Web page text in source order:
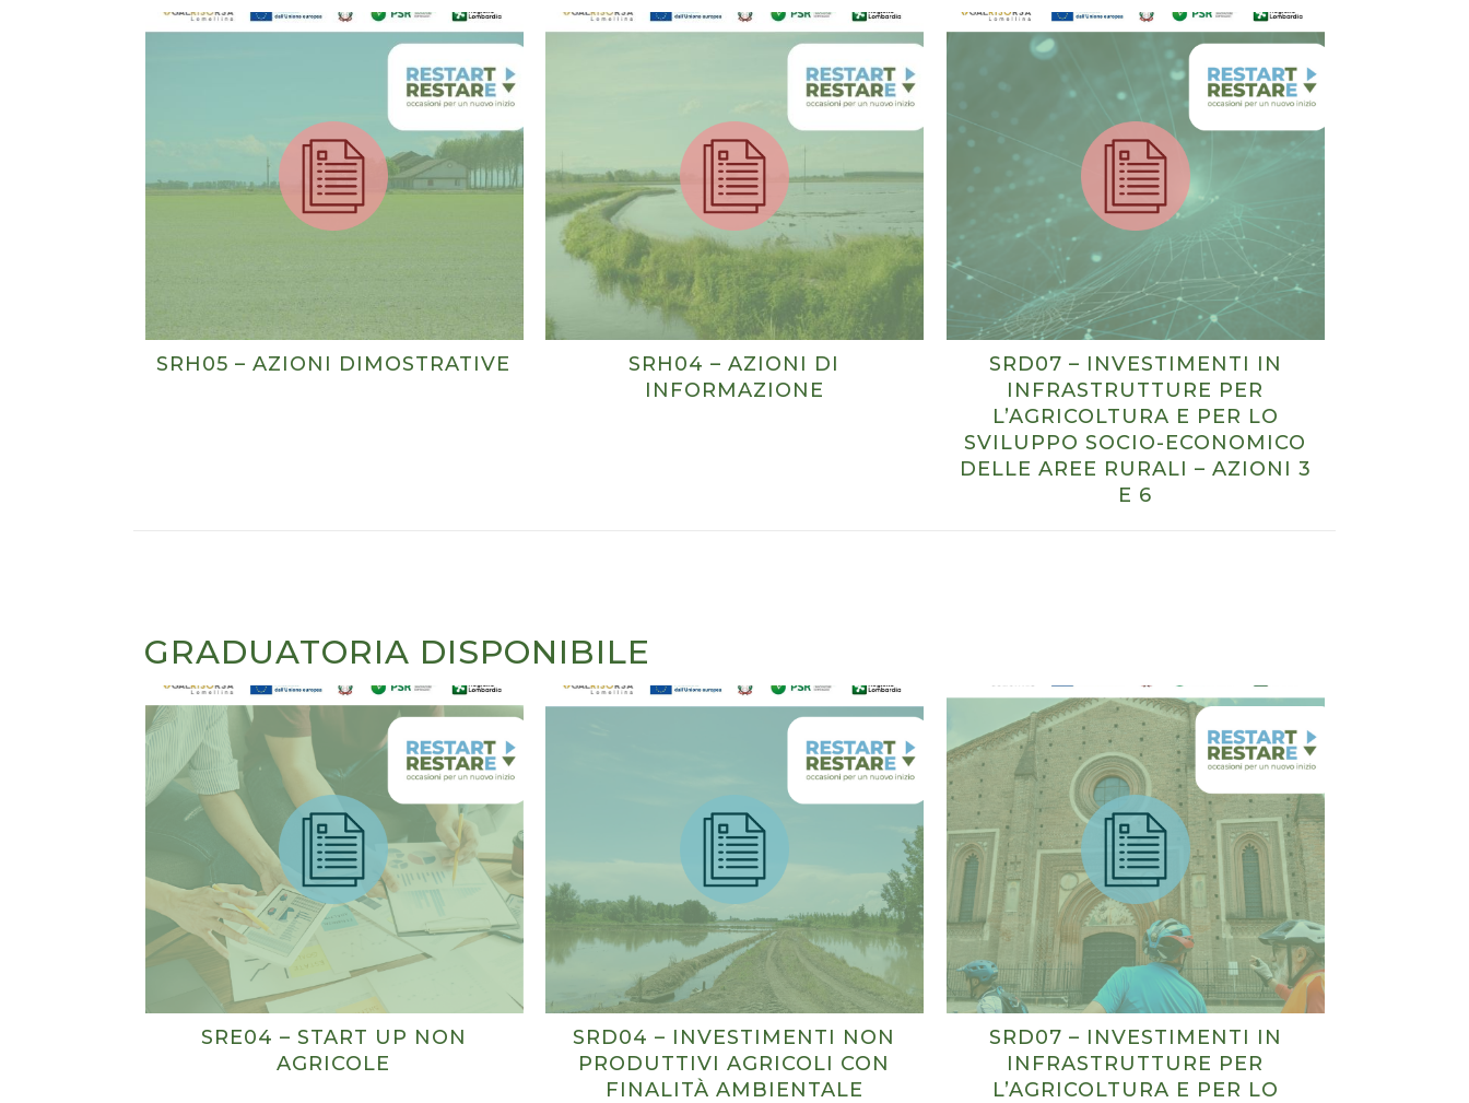
SRH05 – AZIONI DIMOSTRATIVE
SRH04 – AZIONI DI
INFORMAZIONE
SRD07 – INVESTIMENTI IN
INFRASTRUTTURE PER
L’AGRICOLTURA E PER LO
SVILUPPO SOCIO-ECONOMICO
DELLE AREE RURALI – AZIONI 3
E 6
GRADUATORIA DISPONIBILE
SRE04 – START UP NON
AGRICOLE
SRD04 – INVESTIMENTI NON
PRODUTTIVI AGRICOLI CON
FINALITÀ AMBIENTALE
SRD07 – INVESTIMENTI IN
INFRASTRUTTURE PER
L’AGRICOLTURA E PER LO
Riaperto il Bando “SRD04 – Investimenti non produttivi
agricoli con finalità ambientale”
20 luglio 2026 ore 16.00